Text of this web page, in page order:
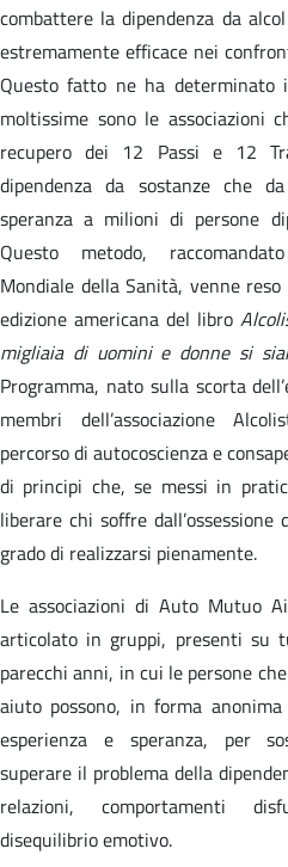
combattere la dipendenza da
estremamente efficace nei
Questo fatto ne ha
moltissime sono le associazioni
recupero dei 12 Passi e 12
dipendenza da sostanze che
speranza a milioni di persone
Questo metodo,
Mondiale della Sanità, venne
edizione americana del libro
migliaia di uomini e donne si
Programma, nato sulla scorta
membri dell’associazione
percorso di autocoscienza e
di principi che, se messi in
liberare chi soffre
grado di realizzarsi pienamente.
Le associazioni di Auto Mutuo
articolato in gruppi, presenti su
parecchi anni, in cui le persone
aiuto possono, in forma
esperienza e speranza, per
superare il problema della
relazioni, comportamenti
disequilibrio emotivo.